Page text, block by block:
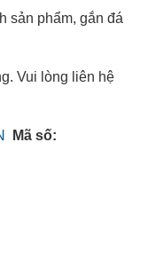
sản phẩm, gắn đá
Vui lòng liên hệ
Mã số: